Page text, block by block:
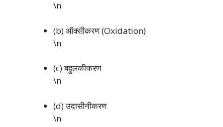
\n
(b) ऑक्सीकरण (Oxidation)
\n
(c) बहुलकीकरण
\n
(d) उदासीनीकरण
\n